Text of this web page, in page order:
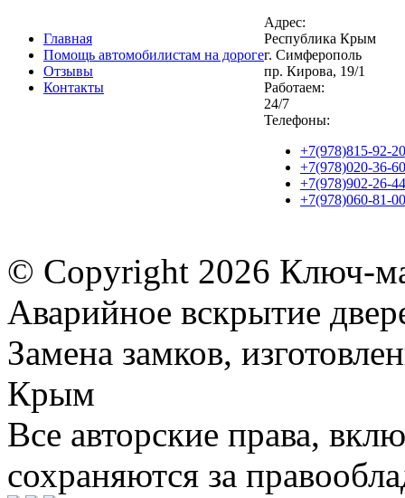
Главная
Помощь автомобилистам на дороге
Отзывы
Контакты
Адрес:
Республика Крым
г. Симферополь
пр. Кирова, 19/1
Работаем:
24/7
Телефоны:
+7(978)815-92-20
+7(978)020-36-60
+7(978)902-26-44
+7(978)060-81-00
© Copyright 2026 Ключ-
Аварийное вскрытие
Замена замков,
Крым
Все авторские права,
сохраняются за